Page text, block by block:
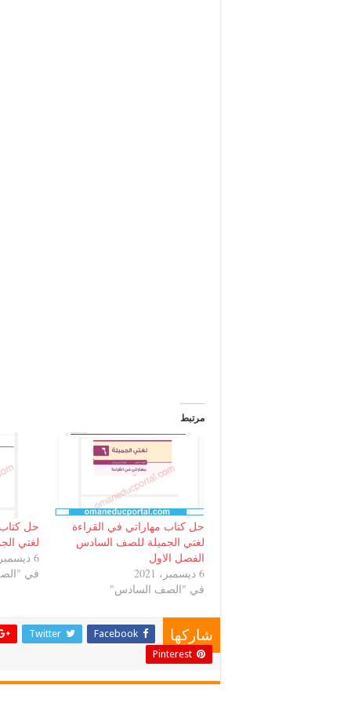
مرتبط
حل كتاب مهاراتي في القراءة
لغتي الجميلة للصف السادس
الفصل الاول
6 ديسمبر، 2021
في "الصف السادس"
حل كتاب
لغتي
6 ديسمبر، 2021
في
شاركها Facebook
Twitter
Pinterest